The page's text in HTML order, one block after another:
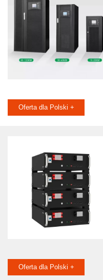
Oferta dla Polski +
Oferta dla Polski +